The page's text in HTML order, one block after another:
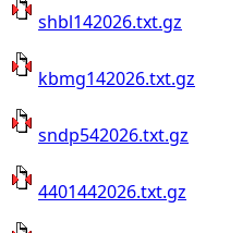
shbl142026.txt.gz
kbmg142026.txt.gz
sndp542026.txt.gz
4401442026.txt.gz